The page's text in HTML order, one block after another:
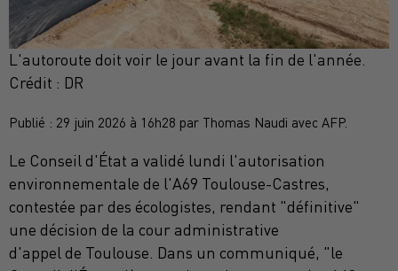
L'autoroute doit voir le jour avant la fin de l'année.
Crédit : DR
Publié : 29 juin 2026 à 16h28 par Thomas Naudi avec AFP.
Le Conseil d'État a validé lundi l'autorisation
environnementale de l'A69 Toulouse-Castres,
contestée par des écologistes, rendant "définitive"
une décision de la cour administrative
d'appel de Toulouse. Dans un communiqué, "le